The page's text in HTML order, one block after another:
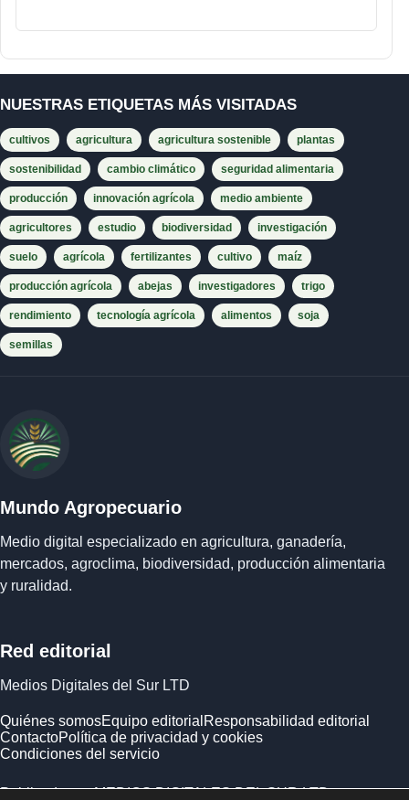
NUESTRAS ETIQUETAS MÁS VISITADAS
cultivos agricultura agricultura sostenible plantas
sostenibilidad cambio climático seguridad alimentaria
producción innovación agrícola medio ambiente
agricultores estudio biodiversidad investigación
suelo agrícola fertilizantes cultivo maíz
producción agrícola abejas investigadores trigo
rendimiento tecnología agrícola alimentos soja
semillas
Mundo Agropecuario
Medio digital especializado en agricultura, ganadería,
mercados, agroclima, biodiversidad, producción alimentaria
y ruralidad.
Red editorial
Medios Digitales del Sur LTD
Quiénes somosEquipo editorial Responsabilidad editorial
ContactoPolítica de privacidad y cookies
Condiciones del servicio
Publicado por MEDIOS DIGITALES DEL SUR LTD ·